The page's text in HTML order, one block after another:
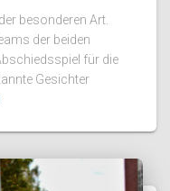
besonderen Art.
der beiden
für die
Gesichter